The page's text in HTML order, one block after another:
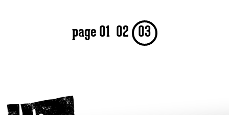
page 01 02 03